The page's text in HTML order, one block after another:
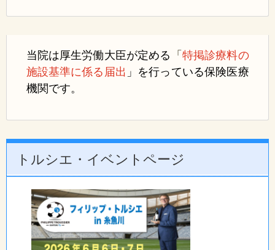
当院は厚生労働大臣が定める 「 特掲診療料の
施設基準に係る届出 」 を行っている保険医療
機関です。
トルシエ・イベントページ